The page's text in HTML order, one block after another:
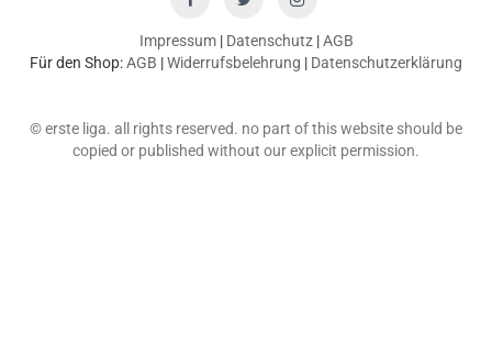
Impressum| Datenschutz|AGB
Für den Shop:AGB |Widerrufsbelehrung | Datenschutzerklärung
© erste liga. all rights reserved. no part of this website should be
copied or published without our explicit permission.